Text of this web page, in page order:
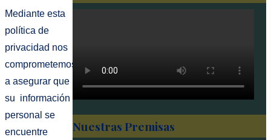
Mediante esta
política de
privacidad nos
comprometemos
a asegurar que
su información
personal se
encuentre
Nuestras Premisas